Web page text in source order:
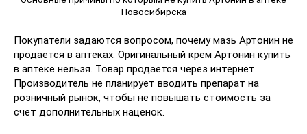
Новосибирска
Покупатели задаются вопросом, почему мазь Артонин не
продается в аптеках. Оригинальный крем Артонин купить
в аптеке нельзя. Товар продается через интернет.
Производитель не планирует вводить препарат на
розничный рынок, чтобы не повышать стоимость за
счет дополнительных наценок.